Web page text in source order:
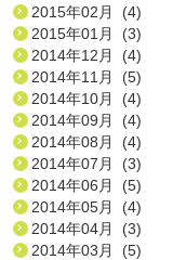
2015年02月 (4)
2015年01月 (3)
2014年12月 (4)
2014年11月 (5)
2014年10月 (4)
2014年09月 (4)
2014年08月 (4)
2014年07月 (3)
2014年06月 (5)
2014年05月 (4)
2014年04月 (3)
2014年03月 (5)